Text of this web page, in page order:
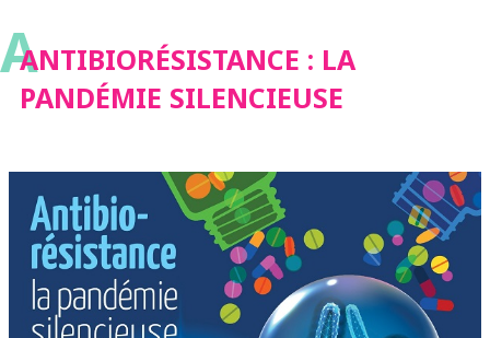
AANTIBIORÉSISTANCE : LA
PANDÉMIE SILENCIEUSE